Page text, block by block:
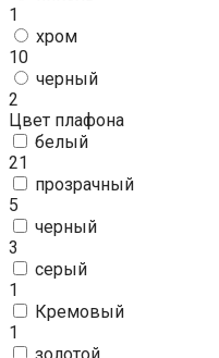
1
хром
10
черный
2
Цвет плафона
белый
21
прозрачный
5
черный
3
серый
1
Кремовый
1